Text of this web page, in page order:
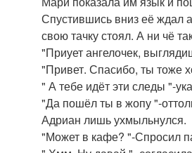
Спустившись вниз её ждал
свою тачку стоял. А ни чё
"Приует ангелочек,
"Привет. Спасибо, ты тоже
" А тебе идёт эти следы "-
"Да пошёл ты в жопу "-
Адриан лишь ухмыльнулся.
"Может в кафе? "-Спросил